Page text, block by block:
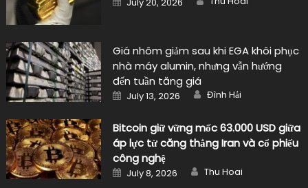
on
Giá nhôm giảm sau khi EGA khôi phục
nhà máy alumin, nhưng vẫn hướng
đến tuần tăng giá
Posted
on
July 13, 2026 Author
Đình Hải
Bitcoin giữ vững mốc 63.000 USD giữa
áp lực từ căng thẳng Iran và cổ phiếu
công nghệ
Posted
on
July 8, 2026 Author
Thu Hoai